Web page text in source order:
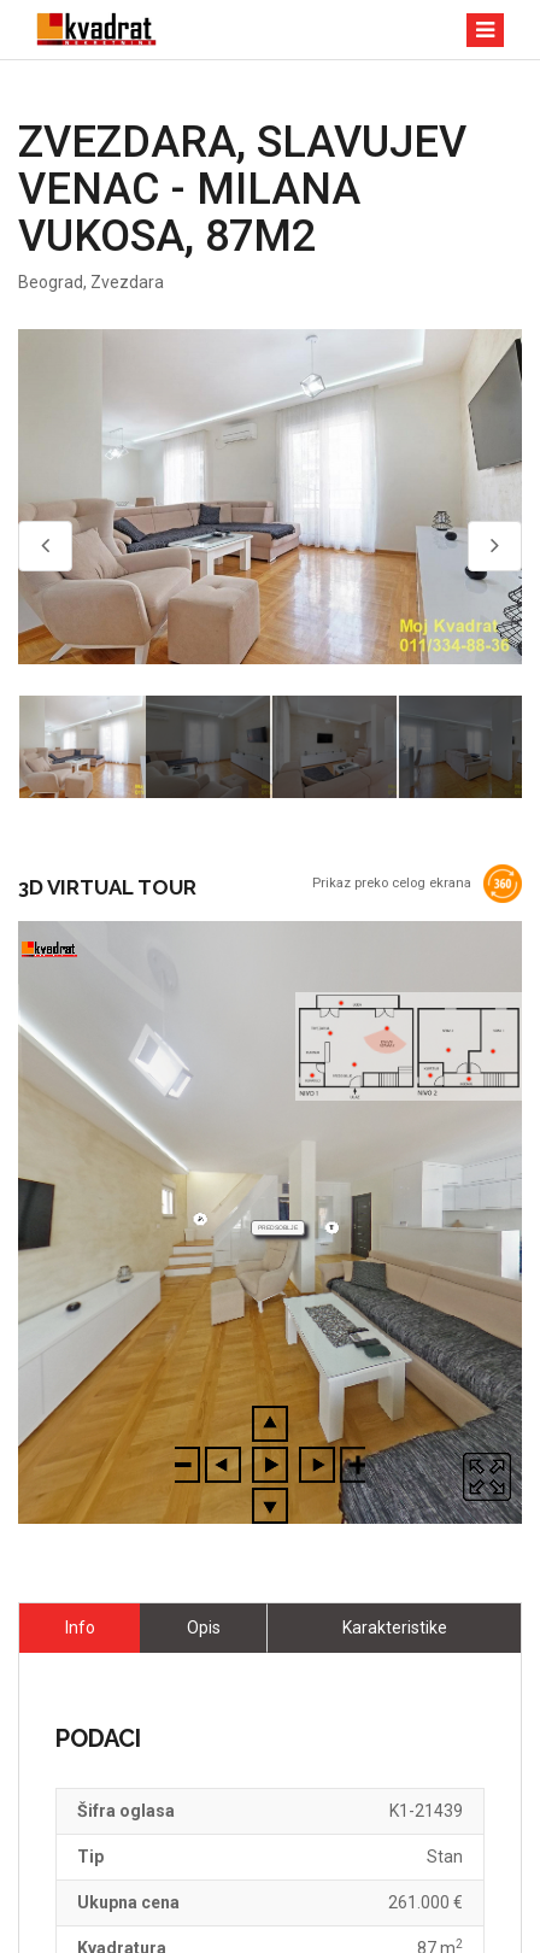
ZVEZDARA, SLAVUJEV
VENAC - MILANA
VUKOSA, 87M2
Beograd, Zvezdara
Prikaz preko celog ekrana
3D VIRTUAL TOUR
Info Opis Karakteristike
PODACI
Šifra oglasa K1-21439
Tip Stan
Ukupna cena 261.000 €
Kvadratura 87 m2